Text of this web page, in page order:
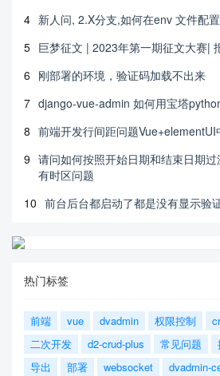
4 新人问, 2.X分支,如何在env 文件配
5 巨梦征文 | 2023年第一期征文大赛|
6 刚部署的环境，验证码加载不出来
7 django-vue-admin 如何用宝塔
8 前端开发行间距问题
9 请问如何按照开始日期和结束日期
有时区问题
10 前台后台都启动了都是没有显示验
热门标签
前端 vue dvadmin 权限控制
二次开发
d2-crud-plus 常见问题
导出
部署 websocket dvadmin-